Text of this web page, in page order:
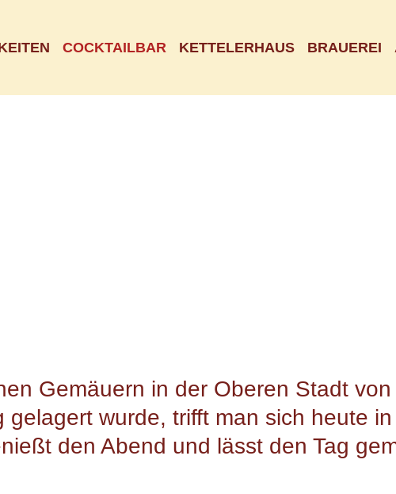
COCKTAILBAR KETTELERHAUS BRAUEREI
Gemäuern in der Oberen Stadt
wurde, trifft man sich heute
den Abend und lässt den Tag